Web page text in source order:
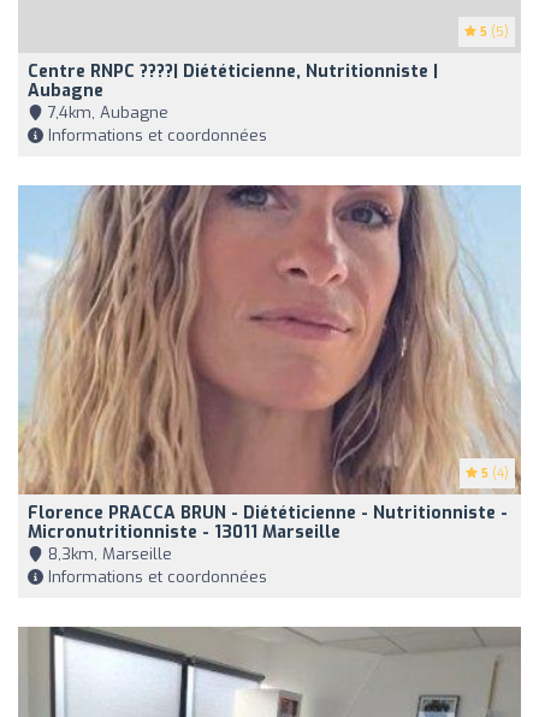
5 (5)
Centre RNPC ????| Diététicienne, Nutritionniste |
Aubagne
7,4km, Aubagne
Informations et coordonnées
5 (4)
Florence PRACCA BRUN - Diététicienne - Nutritionniste -
Micronutritionniste - 13011 Marseille
8,3km, Marseille
Informations et coordonnées